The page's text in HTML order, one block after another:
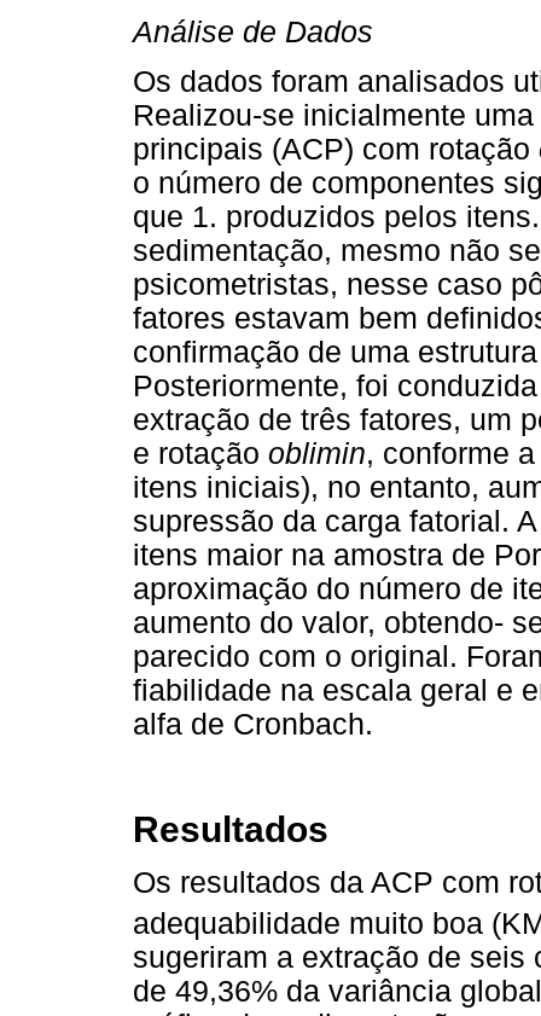
Análise de Dados
Os dados foram analisados
Realizou-se inicialmente
principais (ACP) com rotação
o número de componentes
que 1. produzidos pelos
sedimentação, mesmo não
psicometristas, nesse caso
fatores estavam bem
confirmação de uma
Posteriormente, foi
extração de três fatores, um
e rotação oblimin, conforme
itens iniciais), no entanto,
supressão da carga fatorial.
itens maior na amostra de
aproximação do número de
aumento do valor, obtendo-
parecido com o original.
fiabilidade na escala geral e
alfa de Cronbach.
Resultados
Os resultados da ACP com
adequabilidade muito boa
sugeriram a extração de
de 49,36% da variância